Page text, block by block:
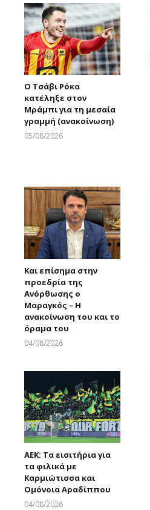
Ο Τσάβι Ρόκα
κατέληξε στον
Μράμπι για τη μεσαία
γραμμή (ανακοίνωση)
05/08/2026
Και επίσημα στην
προεδρία της
Ανόρθωσης ο
Μαραγκός – Η
ανακοίνωση του και το
όραμα του
04/08/2026
ΑΕΚ: Τα εισιτήρια για
τα φιλικά με
Καρμιώτισσα και
Ομόνοια Αραδίππου
04/08/2026